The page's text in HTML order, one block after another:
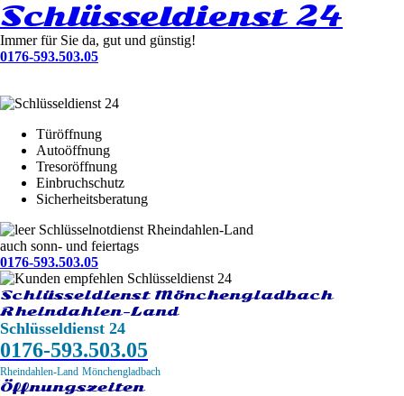
Schlüsseldienst 24
Immer für Sie da, gut und günstig!
0176-593.503.05
Türöffnung
Autoöffnung
Tresoröffnung
Einbruchschutz
Sicherheitsberatung
Schlüsselnotdienst Rheindahlen-Land
auch sonn- und feiertags
0176-593.503.05
Schlüsseldienst Mönchengladbach
Rheindahlen-Land
Schlüsseldienst 24
0176-593.503.05
Rheindahlen-Land Mönchengladbach
Öffnungszeiten